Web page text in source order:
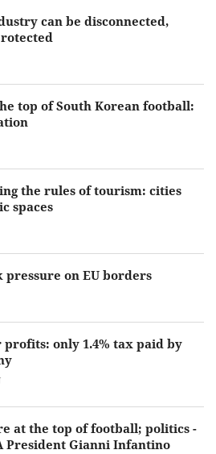
can be disconnected,
top of South Korean football:
the rules of tourism: cities
spaces
on EU borders
only 1.4% tax paid by
at the top of football; politics -
President Gianni Infantino